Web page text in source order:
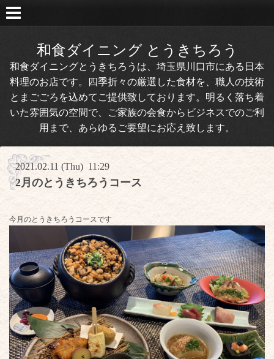
和食ダイニング とうきちろう
和食ダイニングとうきちろうは、埼玉県川口市にある日本
料理のお店です。四季折々の厳選した食材を、職人の技術
とまごごろを込めてご提供致しております。明るく落ち着
いた雰囲気の空間で、ご家族の会食からビジネスでのご利
用まで、あらゆるご要望にお応え致します。
2021.02.11 (Thu) 11:29
2月のとうきちろうコース
今月のとうきちろうコースです